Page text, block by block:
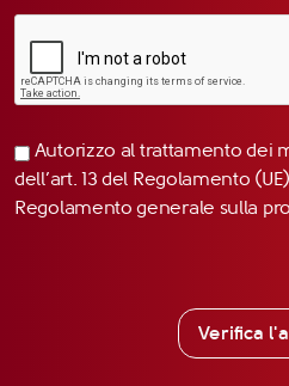
Autorizzo al trattamento dei
dell’art. 13 del Regolamento
Regolamento generale sulla
Verifica